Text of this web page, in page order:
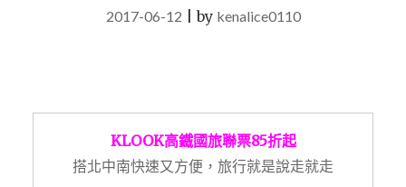
2017-06-12 |by kenalice0110
KLOOK高鐵國旅聯票85折起
搭北中南快速又方便，旅行就是說走就走